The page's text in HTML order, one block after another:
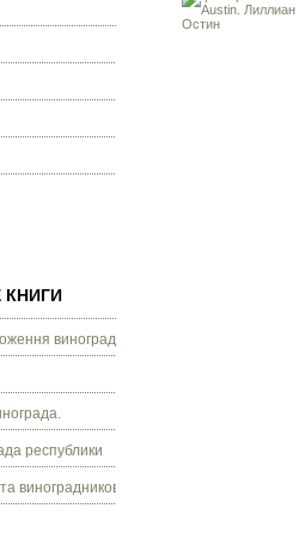
КНИГИ
винограду.
республики
виноградников.